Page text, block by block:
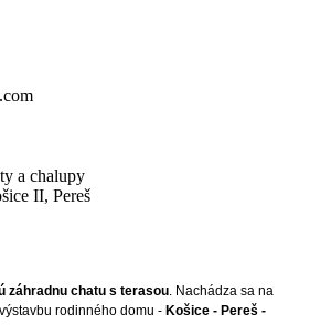
a chalupy
II, Pereš
záhradnu chatu s terasou. Nachádza sa na
rodinného domu - Košice - Pereš -